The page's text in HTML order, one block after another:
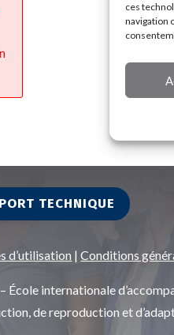
ces
navigation
TECHNIQUE
d’utilisation | Conditions
internationale
de reproduction et